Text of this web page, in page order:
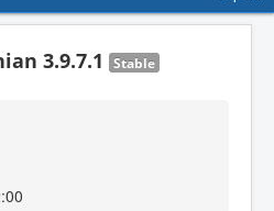
3.9.7.1 Stable